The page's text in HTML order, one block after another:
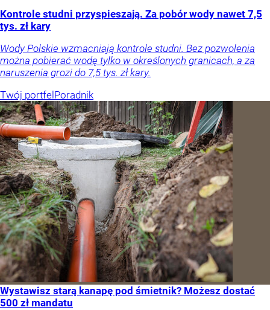
Kontrole studni przyspieszają. Za pobór wody nawet 7,5
tys. zł kary
Wody Polskie wzmacniają kontrole studni. Bez pozwolenia
można pobierać wodę tylko w określonych granicach, a za
naruszenia grozi do 7,5 tys. zł kary.
Twój portfel Poradnik
Wystawisz starą kanapę pod śmietnik? Możesz dostać
500 zł mandatu